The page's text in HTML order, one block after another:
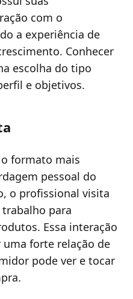
com o
a experiência de
Conhecer
escolha do tipo
e objetivos.
formato mais
pessoal do
o profissional visita
para
Essa interação
forte relação de
pode ver e tocar